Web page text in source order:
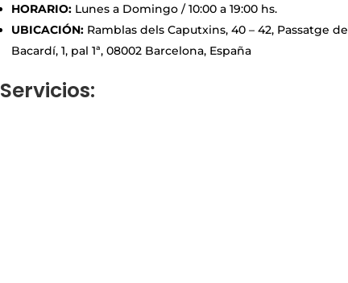
HORARIO: Lunes a Domingo / 10:00 a 19:00 hs.
UBICACIÓN: Ramblas dels Caputxins, 40 – 42, Passatge de
Bacardí, 1, pal 1ª, 08002 Barcelona, España
Servicios: